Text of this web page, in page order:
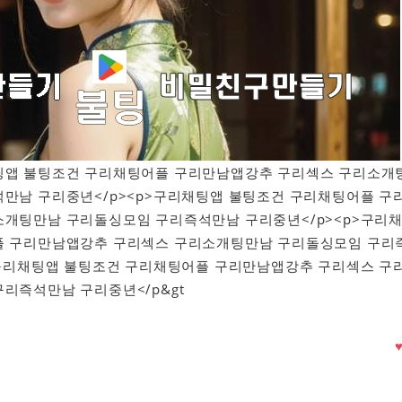
불팅조건 구리채팅어플 구리만남앱강추 구리섹스 구리소개
남 구리중년</p><p>구리채팅앱 불팅조건 구리채팅어플 구
팅만남 구리돌싱모임 구리즉석만남 구리중년</p><p>구리
구리만남앱강추 구리섹스 구리소개팅만남 구리돌싱모임 구리
채팅앱 불팅조건 구리채팅어플 구리만남앱강추 구리섹스 구
리즉석만남 구리중년</p&gt